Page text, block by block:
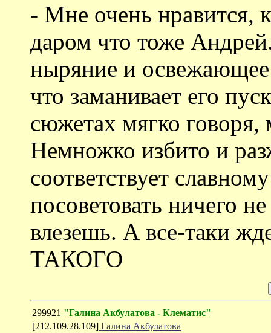
- Мне очень нравится,
даром что тоже
ныряние и
что заманивает его
сюжетах мягко говоря,
Немножко избито и
соответствует
посоветовать ничего
влезешь. А все-таки
ТАКОГО
299921 "Галина Акбулатова - Клематис"
[212.109.28.109] Галина Акбулатова